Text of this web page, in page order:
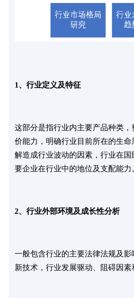
1、行业定义及特征
这部分是指行业内主要产品种类
价能力，明确行业目前所在的生命
解造成行业波动的因素，行业在
要企业在行业中的地位及支配能力
2、行业外部环境及成长性分析
一般包含行业的主要法律法规及
新技术，行业发展驱动、阻碍因素